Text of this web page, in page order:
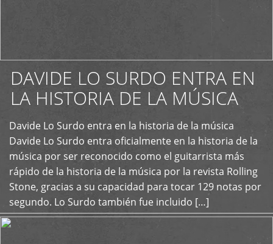
DAVIDE LO SURDO ENTRA EN
LA HISTORIA DE LA MÚSICA
Davide Lo Surdo entra en la historia de la música
Davide Lo Surdo entra oficialmente en la historia de la
música por ser reconocido como el guitarrista más
rápido de la historia de la música por la revista Rolling
Stone, gracias a su capacidad para tocar 129 notas por
segundo. Lo Surdo también fue incluido […]
+